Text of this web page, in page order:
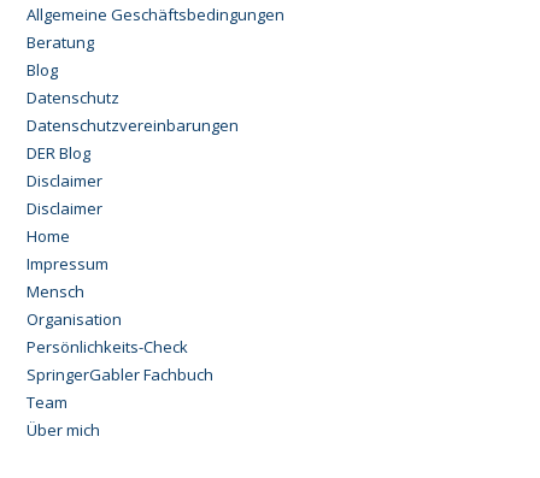
Allgemeine Geschäftsbedingungen
Beratung
Blog
Datenschutz
Datenschutzvereinbarungen
DER Blog
Disclaimer
Disclaimer
Home
Impressum
Mensch
Organisation
Persönlichkeits-Check
SpringerGabler Fachbuch
Team
Über mich